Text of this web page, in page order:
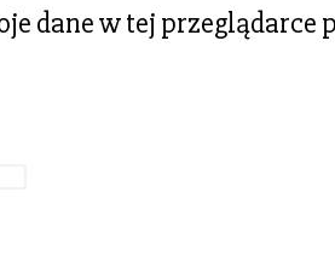
dane w tej